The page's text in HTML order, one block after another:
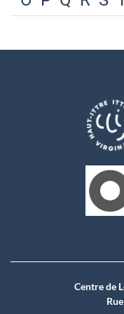
Centre de